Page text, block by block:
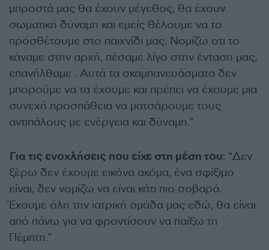
μπροστά μας θα έχουν μέγεθος, θα έχουν
σωματική δύναμη και εμείς θέλουμε να το
προσθέτουμε στο παιχνίδι μας. Νομίζω οτι το
κάναμε στην αρχή, πέσαμε λίγο στην ένταση μας,
επανήλθαμε . Αυτά τα σκαμπανευάσματα δεν
μπορούμε να τα έχουμε και πρέπει να έχουμε μια
συνεχή προσπάθεια να ματσάρουμε τους
αντιπάλους με ενέργεια και δύναμη.”
Για τις ενοχλήσεις που είχε στη μέση του: “Δεν
ξέρω δεν έχουμε εικόνα ακόμα, ένα σφίξιμο
είναι, δεν νομίζω να είναι κάτι πιο σοβαρό.
Έχουμε όλη την ιατρική ομάδα μας εδώ, θα είναι
από πάνω για να φροντίσουν να παίξω τη
Πέμπτη.”